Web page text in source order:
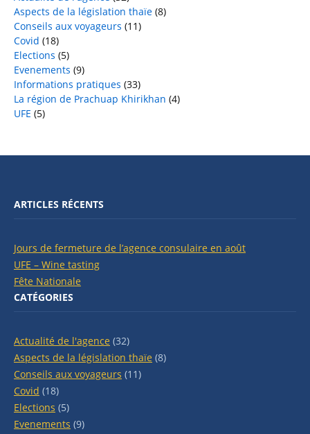
Aspects de la législation thaïe (8)
Conseils aux voyageurs (11)
Covid (18)
Elections (5)
Evenements (9)
Informations pratiques (33)
La région de Prachuap Khirikhan (4)
UFE (5)
ARTICLES RÉCENTS
Jours de fermeture de l’agence consulaire en août
UFE – Wine tasting
Fête Nationale
CATÉGORIES
Actualité de l'agence (32)
Aspects de la législation thaïe (8)
Conseils aux voyageurs (11)
Covid (18)
Elections (5)
Evenements (9)